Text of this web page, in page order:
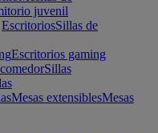
juvenil
EscritoriosSillas de
Escritorios gaming
Sillas
Mesas extensiblesMesas